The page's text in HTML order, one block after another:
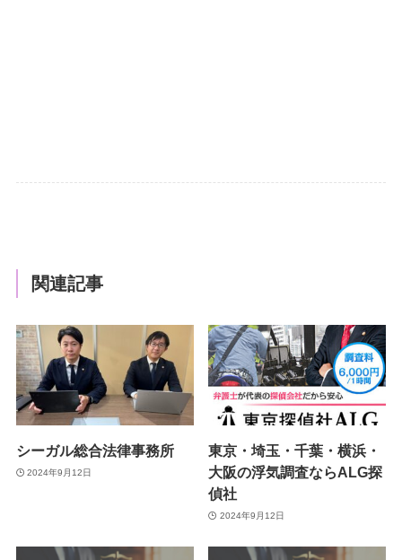
関連記事
シーガル総合法律事務所
2024年9月12日
東京・埼玉・千葉・横浜・
大阪の浮気調査ならALG探
偵社
2024年9月12日